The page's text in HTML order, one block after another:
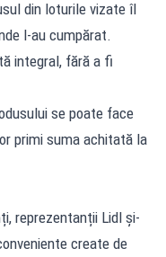
din loturile vizate îl
l-au cumpărat.
integral, fără a fi
se poate face
primi suma achitată la
reprezentanții Lidl și-
create de